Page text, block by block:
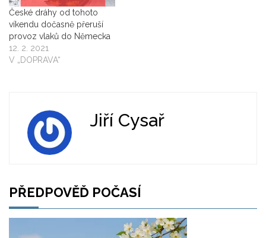
České dráhy od tohoto
víkendu dočasně přeruší
provoz vlaků do Německa
12. 2. 2021
V „DOPRAVA“
Jiří Cysař
PŘEDPOVĚĎ POČASÍ